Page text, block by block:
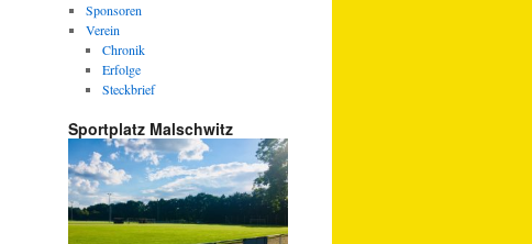
Sponsoren
Verein
Chronik
Erfolge
Steckbrief
Sportplatz Malschwitz